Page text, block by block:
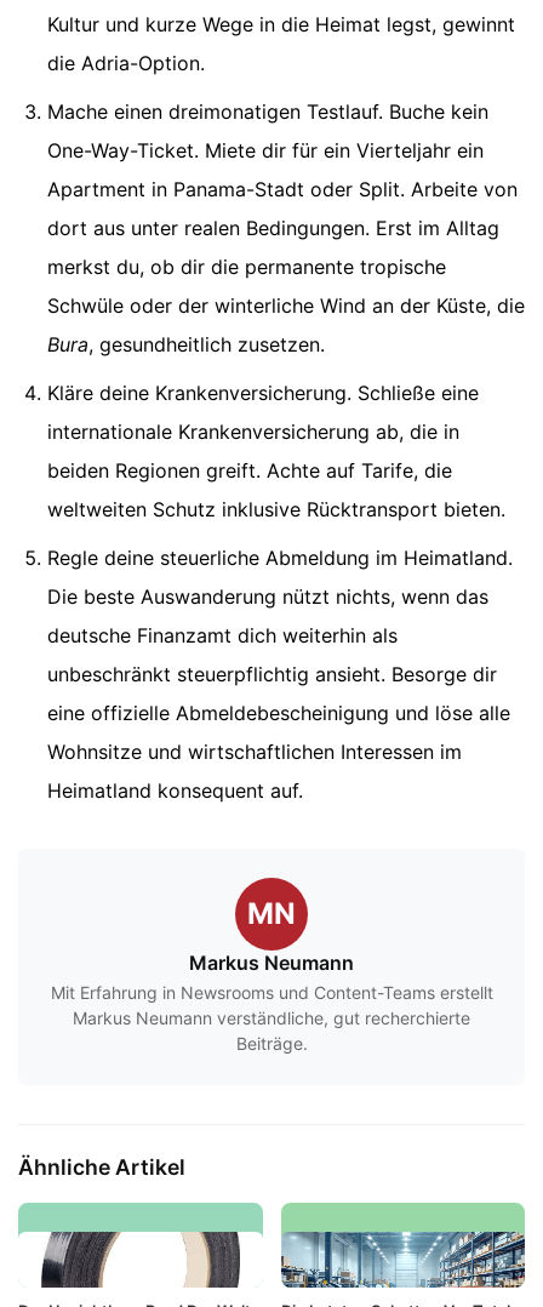
Kultur und kurze Wege in die Heimat legst, gewinnt
die Adria-Option.
Mache einen dreimonatigen Testlauf. Buche kein
One-Way-Ticket. Miete dir für ein Vierteljahr ein
Apartment in Panama-Stadt oder Split. Arbeite von
dort aus unter realen Bedingungen. Erst im Alltag
merkst du, ob dir die permanente tropische
Schwüle oder der winterliche Wind an der Küste, die
Bura, gesundheitlich zusetzen.
Kläre deine Krankenversicherung. Schließe eine
internationale Krankenversicherung ab, die in
beiden Regionen greift. Achte auf Tarife, die
weltweiten Schutz inklusive Rücktransport bieten.
Regle deine steuerliche Abmeldung im Heimatland.
Die beste Auswanderung nützt nichts, wenn das
deutsche Finanzamt dich weiterhin als
unbeschränkt steuerpflichtig ansieht. Besorge dir
eine offizielle Abmeldebescheinigung und löse alle
Wohnsitze und wirtschaftlichen Interessen im
Heimatland konsequent auf.
MN
Markus Neumann
Mit Erfahrung in Newsrooms und Content-Teams erstellt
Markus Neumann verständliche, gut recherchierte
Beiträge.
Ähnliche Artikel